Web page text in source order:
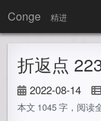
Conge 精进
折返点
2022-08-14
本文 1045 字，阅读